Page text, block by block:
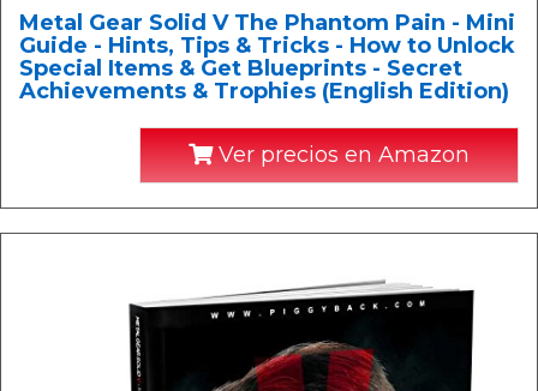
Metal Gear Solid V The Phantom Pain - Mini
Guide - Hints, Tips & Tricks - How to Unlock
Special Items & Get Blueprints - Secret
Achievements & Trophies (English Edition)
Ver precios en Amazon